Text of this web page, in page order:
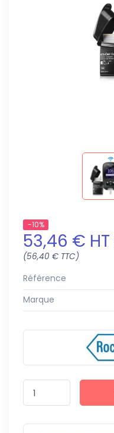
-10%
53,46 € HT
(56,40 € TTC)
Référence
Marque